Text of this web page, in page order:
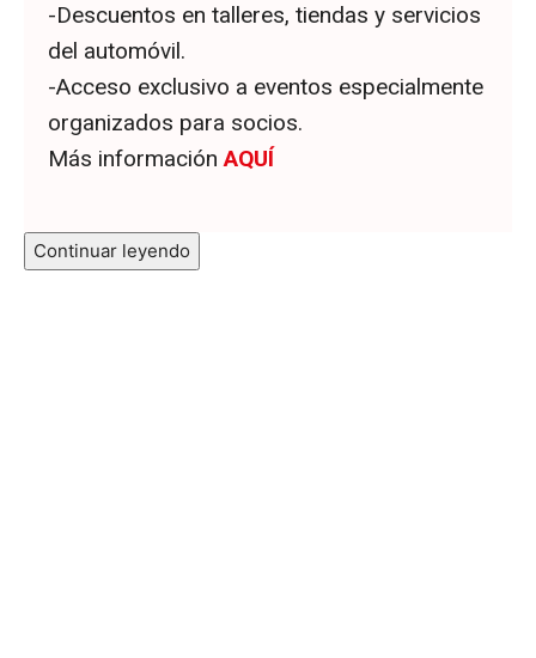
-Descuentos en talleres, tiendas y servicios
del automóvil.
-Acceso exclusivo a eventos especialmente
organizados para socios.
Más informaciónAQUÍ
Continuar leyendo